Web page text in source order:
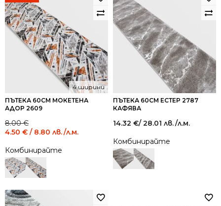
ПЪТЕКА 60СМ МОКЕТЕНА
АДОР 2609
4 ширини
8.00€
Original
price
8.00 €
/
15.65
лв..
4.50 € / 8.80 лв.
Current
price
4.50 €
/
8.80
лв..
/л.м.
Комбинирайте
ПЪТЕКА 60СМ ЕСТЕР 2787
КАФЯВА
14.32 €/ 28.01 лв./л.м.
Комбинирайте